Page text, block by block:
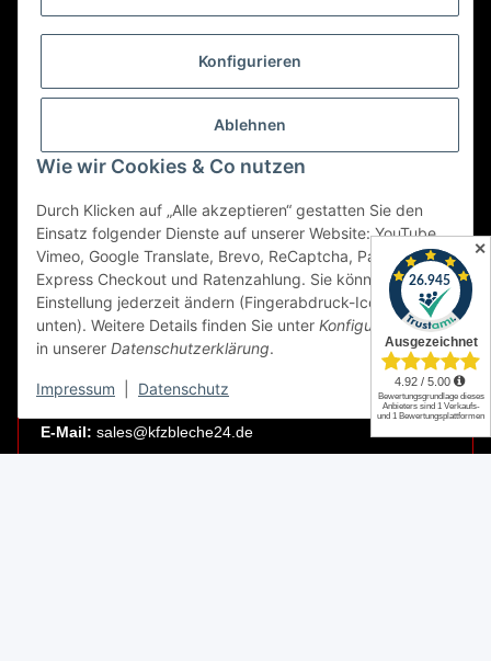
Konfigurieren
Ablehnen
Wie wir Cookies & Co nutzen
Durch Klicken auf „Alle akzeptieren“ gestatten Sie den
Einsatz folgender Dienste auf unserer Website: YouTube,
Vimeo, Google Translate, Brevo, ReCaptcha, PayPal
Express Checkout und Ratenzahlung. Sie können die
Einstellung jederzeit ändern (Fingerabdruck-Icon links
unten). Weitere Details finden Sie unter Konfigurierenund
in unserer Datenschutzerklärung.
Impressum Datenschutz
KFZBleche24
LAGER / RETOUREN
Packmonster Fulfillment
KFZBleche24 Lager
Gewerbepark 1
02694 Malschwitz
Retouren ausschließlich an diese Adresse.
E-Mail: sales@kfzbleche24.de
✕